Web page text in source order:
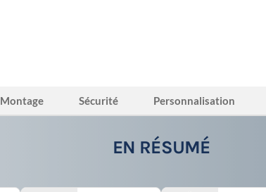
Montage Sécurité Personnalisation
EN RÉSUMÉ